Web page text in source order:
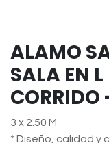
ALAMO
SALA EN
CORRIDO
3 x 2.50 M
* Diseño, calidad y